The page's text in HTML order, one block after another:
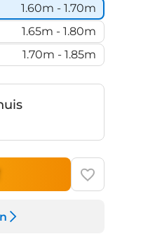
1.60m - 1.70m
1.65m - 1.80m
1.70m - 1.85m